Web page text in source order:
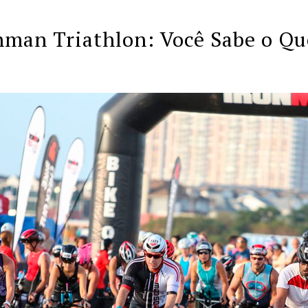
Triathlon: Você Sabe o